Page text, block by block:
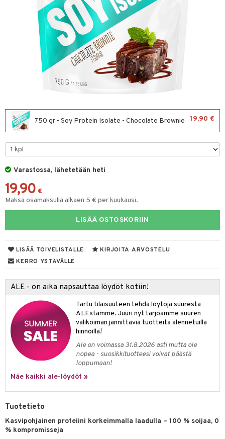
750 gr - Soy Protein Isolate - Chocolate Brownie 19,90 €
Varastossa, lähetetään heti
19,90 €
Maksa osamaksulla alkaen 5 € per kuukausi.
LISÄÄ OSTOSKORIIN
LISÄÄ TOIVELISTALLE
KIRJOITA ARVOSTELU
KERRO YSTÄVÄLLE
ALE - on aika napsauttaa löydöt kotiin!
Tartu tilaisuuteen tehdä löytöjä suuresta
ALEstamme. Juuri nyt tarjoamme suuren
valikoiman jännittäviä tuotteita alennetuilla
hinnoilla!
Ale on voimassa 31.8.2026 asti mutta ole
nopea - suosikkituotteesi voivat päästä
loppumaan!
Näe kaikki ale-löydöt »
Tuotetieto
Kasvipohjainen proteiini korkeimmalla laadulla – 100 % soijaa, 0
% kompromisseja
proteiini
Munaproteiini
Lihaskivut
& vastauksia